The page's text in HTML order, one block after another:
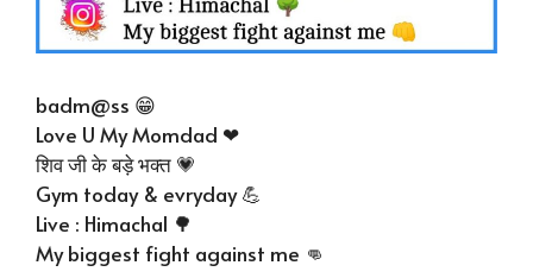
badm@ss 😁
Love U My Momdad ❤
शिव जी के बड़े भक्त 💗
Gym today & evryday 💪
Live : Himachal 🌳
My biggest fight against me 👊